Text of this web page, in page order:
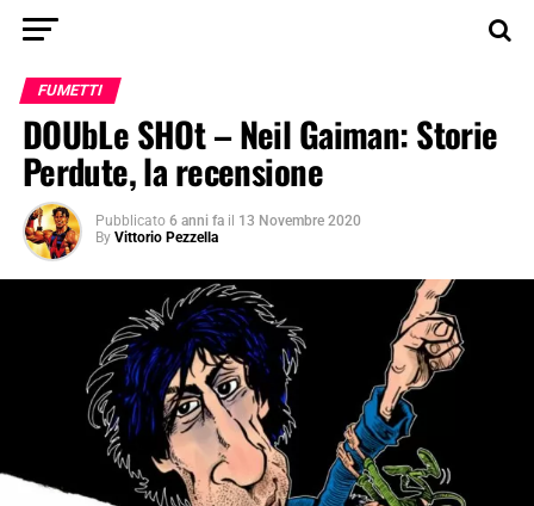
FUMETTI
DOUbLe SHOt – Neil Gaiman: Storie
Perdute, la recensione
Pubblicato 6 anni fa il 13 Novembre 2020
By Vittorio Pezzella